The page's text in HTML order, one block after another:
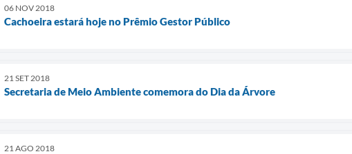
06 NOV 2018
Cachoeira estará hoje no Prêmio Gestor Público
21 SET 2018
Secretaria de Meio Ambiente comemora do Dia da Árvore
21 AGO 2018